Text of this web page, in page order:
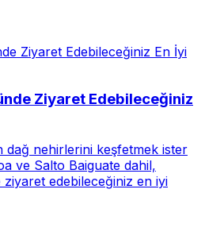
Ziyaret Edebileceğiniz
dağ nehirlerini keşfetmek ister
ve Salto Baiguate dahil,
edebileceğiniz en iyi